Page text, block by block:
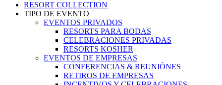
RESORT COLLECTION
TIPO DE EVENTO
EVENTOS PRIVADOS
RESORTS PARA BODAS
CELEBRACIONES PRIVADAS
RESORTS KOSHER
EVENTOS DE EMPRESAS
CONFERENCIAS & REUNIÓNES
RETIROS DE EMPRESAS